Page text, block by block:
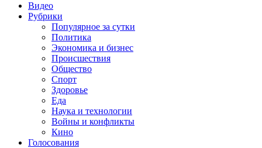
Видео
Рубрики
Популярное за сутки
Политика
Экономика и бизнес
Происшествия
Общество
Спорт
Здоровье
Еда
Наука и технологии
Войны и конфликты
Кино
Голосования